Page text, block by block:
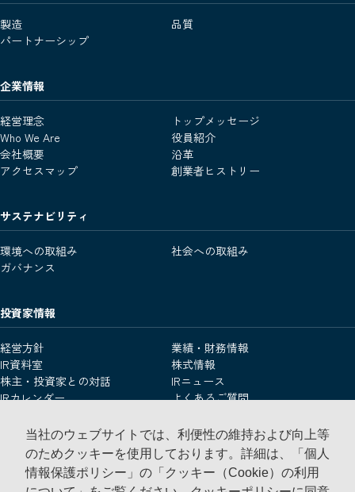
当社のウェブサイトでは、利便性の維持および向上等
のためクッキーを使用しております。詳細は、「個人
情報保護ポリシー」の「クッキー（Cookie）の利用
製造
品質
パートナーシップ
企業情報
経営理念
トップメッセージ
Who We Are
役員紹介
会社概要
沿革
アクセスマップ
創業者ヒストリー
サステナビリティ
環境への取組み
社会への取組み
ガバナンス
投資家情報
経営方針
業績・財務情報
IR資料室
株式情報
株主・投資家との対話
IRニュース
IRカレンダー
よくあるご質問
免責事項
採用・インターンシップ情報